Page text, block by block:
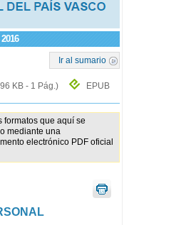
Ir al sumario
KB - 1 Pág.)
EPUB
formatos que aquí se
mediante una
electrónico PDF oficial